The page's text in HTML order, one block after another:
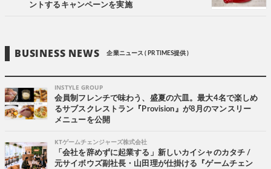
ントするキャンペーンを実施
BUSINESS NEWS 企業ニュース ( PR TIMES提供 )
INSTYLE GROUP
会員制フレンチで味わう、盛夏の六皿。最大4名で楽しめ
るサブスクレストラン『Provision』が8月のマンスリー
メニューを公開
KTゲームチェンジャーズ株式会社
「会社を辞めずに起業する」新しいカイシャのカタチ /
元サイボウズ副社長・山田理が仕掛ける『ゲームチェン